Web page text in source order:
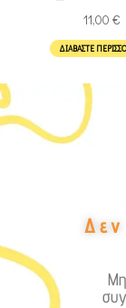
11,00 €
ΔΙΑΒΆΣΤΕ